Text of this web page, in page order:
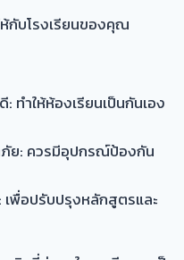
กับโรงเรียนของคุณ
ทำให้ห้องเรียนเป็นกันเอง
ย: ควรมีอุปกรณ์ป้องกัน
พื่อปรับปรุงหลักสูตรและ